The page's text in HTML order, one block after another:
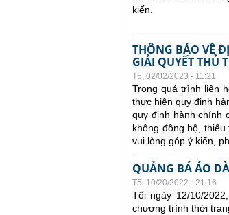
kiến.
THÔNG BÁO VỀ
GIẢI QUYẾT THỦ
T5, 02/02/2023 - 11:21
Trong quá trình liên
thực hiện quy định
quy định hành chính
không đồng bộ,
vui lòng góp ý kiến,
QUẢNG BÁ ÁO
T5, 10/20/2022 - 21:16
Tối ngày 12/10/
chương trình thời